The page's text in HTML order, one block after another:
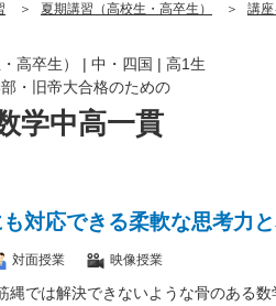
夏期講習（高校生・高卒生） 講
学中高一貫
高卒生） | 中・四国 | 高1生
・旧帝大合格のための
対応できる柔軟な思考力
対面授業 映像授業
縄では解決できないような骨のある